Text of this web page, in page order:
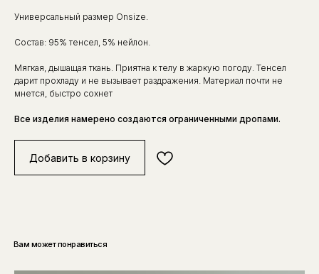
Универсальный размер Onsize.
Состав: 95% тенсел, 5% нейлон.
Мягкая, дышащая ткань. Приятна к телу в жаркую погоду. Тенсел
дарит прохладу и не вызывает раздражения. Материал почти не
мнется, быстро сохнет
Все изделия намерено создаются ограниченными дропами.
Добавить в корзину
Вам может понравиться